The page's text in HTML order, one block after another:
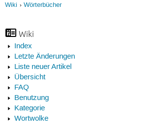
Wiki Wörterbücher
Wiki
Index
Letzte Änderungen
Liste neuer Artikel
Übersicht
FAQ
Benutzung
Kategorie
Wortwolke